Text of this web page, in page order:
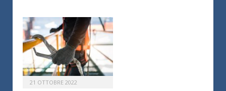
21 OTTOBRE 2022